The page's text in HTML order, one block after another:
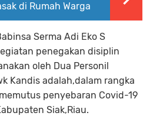
di Rumah Warga
Serma Adi Eko S
penegakan disiplin
oleh Dua Personil
Kandis adalah,dalam rangka
penyebaran Covid-19
Siak,Riau.